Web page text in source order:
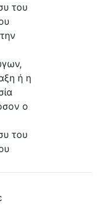
του
ή η
ο
του